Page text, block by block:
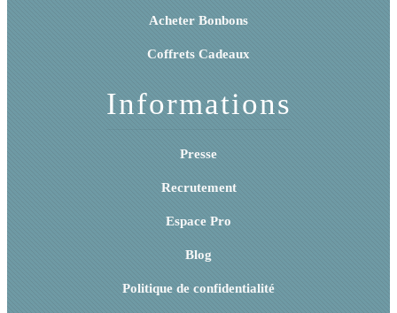
Acheter Bonbons
Coffrets Cadeaux
Informations
Presse
Recrutement
Espace Pro
Blog
Politique de confidentialité